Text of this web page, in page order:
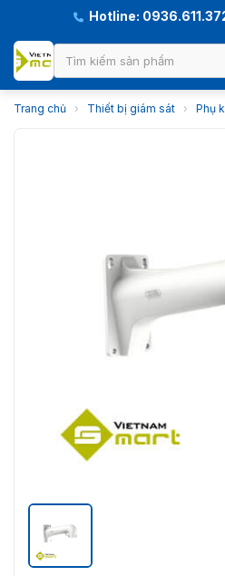
Hotline:
Trang chủ › Thiết bị giám sát › Phụ